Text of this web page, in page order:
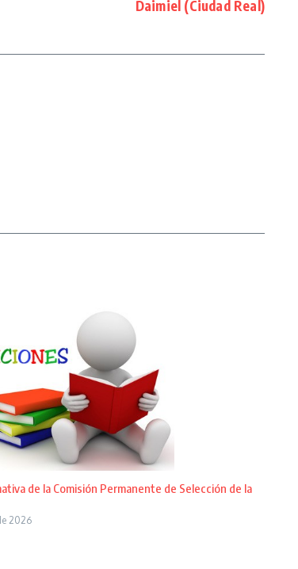
Daimiel (Ciudad Real)
de la Comisión Permanente de Selección de la
2026